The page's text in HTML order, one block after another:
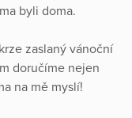
byli doma.
zaslaný vánoční
doručíme nejen
na mě myslí!